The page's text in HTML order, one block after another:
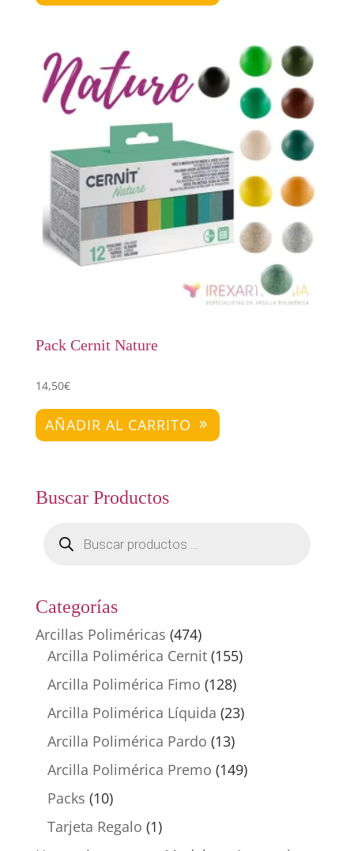
Pack Cernit Nature
14,50€
AÑADIR AL CARRITO
Buscar Productos
productos
Categorías
Arcillas Poliméricas (474)
Arcilla Polimérica Cernit (155)
Arcilla Polimérica Fimo (128)
Arcilla Polimérica Líquida (23)
Arcilla Polimérica Pardo (13)
Arcilla Polimérica Premo (149)
Packs (10)
Tarjeta Regalo (1)